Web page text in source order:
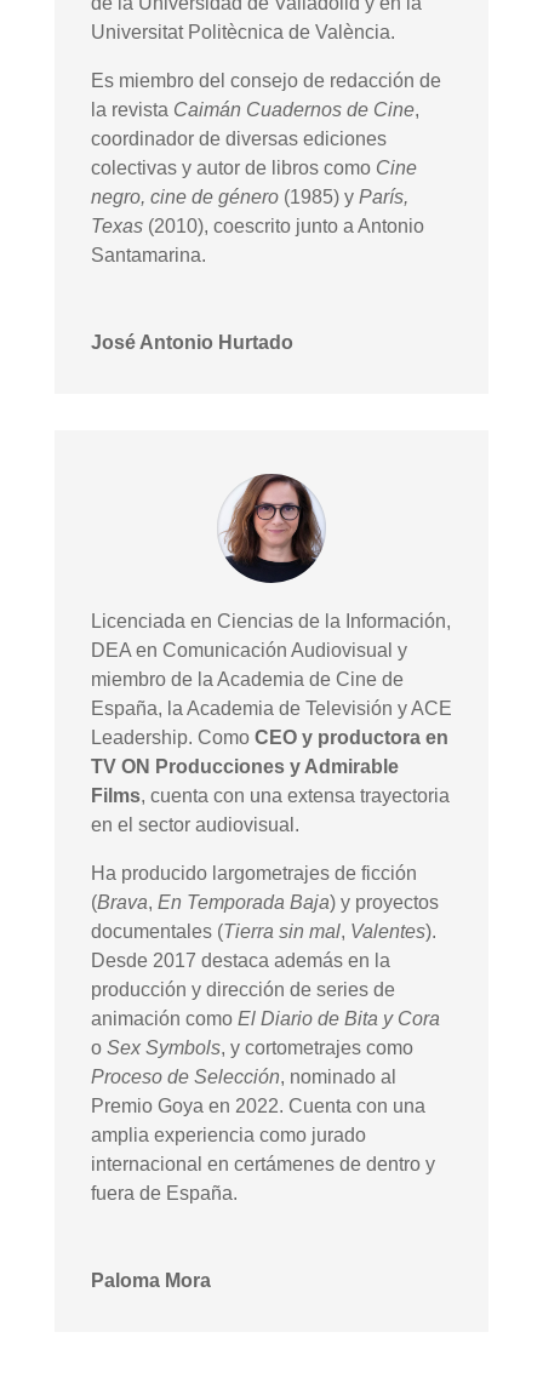
Universitat Politècnica de València.
Es miembro del consejo de redacción de
la revista Caimán Cuadernos de Cine,
coordinador de diversas ediciones
colectivas y autor de libros como Cine
negro, cine de género(1985) y París,
Texas(2010), coescrito junto a Antonio
Santamarina.
José Antonio Hurtado
Licenciada en Ciencias de la Información,
DEA en Comunicación Audiovisual y
miembro de la Academia de Cine de
España, la Academia de Televisión y ACE
Leadership. Como CEO y productora en
TV ON Producciones y Admirable
Films, cuenta con una extensa trayectoria
en el sector audiovisual.
Ha producido largometrajes de ficción
(Brava, En Temporada Baja) y proyectos
documentales (Tierra sin mal, Valentes).
Desde 2017 destaca además en la
producción y dirección de series de
animación como El Diario de Bita y Cora
o Sex Symbols, y cortometrajes como
Proceso de Selección, nominado al
Premio Goya en 2022. Cuenta con una
amplia experiencia como jurado
internacional en certámenes de dentro y
fuera de España.
Paloma Mora